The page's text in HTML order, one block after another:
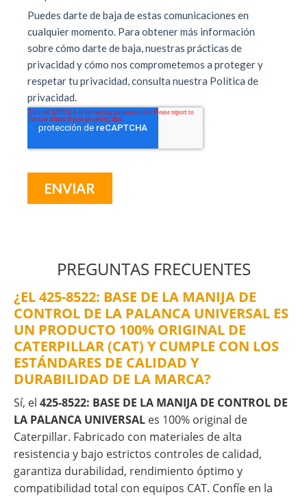
PREGUNTAS FRECUENTES
¿EL 425-8522: BASE DE LA MANIJA DE
CONTROL DE LA PALANCA UNIVERSAL ES
UN PRODUCTO 100% ORIGINAL DE
CATERPILLAR (CAT) Y CUMPLE CON LOS
ESTÁNDARES DE CALIDAD Y
DURABILIDAD DE LA MARCA?
Sí, el 425-8522: BASE DE LA MANIJA DE CONTROL DE
LA PALANCA UNIVERSAL es 100% original de
Caterpillar. Fabricado con materiales de alta
resistencia y bajo estrictos controles de calidad,
garantiza durabilidad, rendimiento óptimo y
compatibilidad total con equipos CAT. Confíe en la